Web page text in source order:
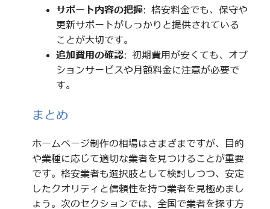
サポート内容の把握: 格安料金でも、保守や
更新サポートがしっかりと提供されている
ことが大切です。
追加費用の確認: 初期費用が安くても、オプ
ションサービスや月額料金に注意が必要で
す。
まとめ
ホームページ制作の相場はさまざまですが、目的
や業種に応じて適切な業者を見つけることが重要
です。格安業者も選択肢として検討しつつ、安定
したクオリティと信頼性を持つ業者を見極めまし
ょう。次のセクションでは、全国で業者を探す方